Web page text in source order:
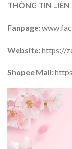
THÔNG TIN LIÊN
Fanpage:
Website:https://
Shopee Mall: